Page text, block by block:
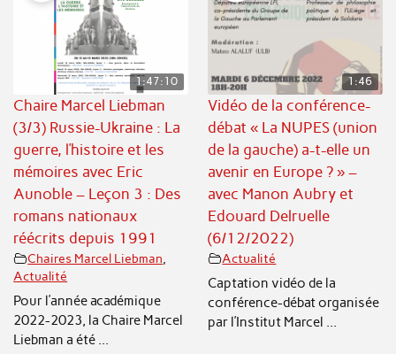
1:47:10
Chaire Marcel Liebman
(3/3) Russie-Ukraine : La
guerre, l’histoire et les
mémoires avec Eric
Aunoble – Leçon 3 : Des
romans nationaux
réécrits depuis 1991
Chaires Marcel Liebman
Actualité
Pour l’année académique
2022-2023, la Chaire Marcel
Liebman a été ...
1:46
Vidéo de la conférence-
débat « La NUPES (union
de la gauche) a-t-elle un
avenir en Europe ? » –
avec Manon Aubry et
Edouard Delruelle
(6/12/2022)
Actualité
Captation vidéo de la
conférence-débat organisée
par l’Institut Marcel ...